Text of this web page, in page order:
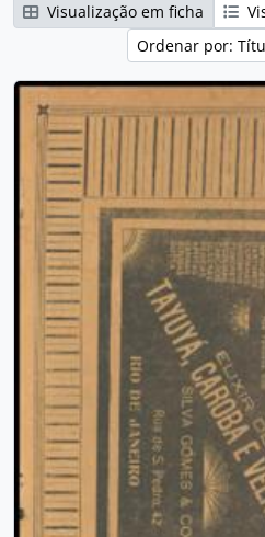
Visualização em ficha
Ordenar por: